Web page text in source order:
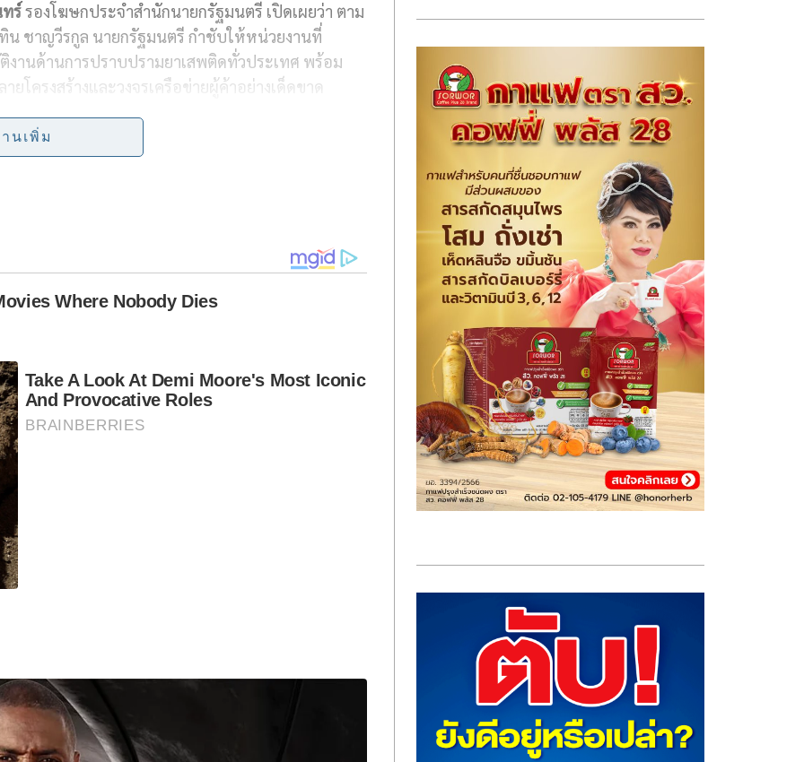
a
e
ร์รองโฆษกประจำสำนักนายกรัฐมนตรี เปิดเผยว่า ตาม
น ชาญวีรกูล นายกรัฐมนตรี กำชับให้หน่วยงานที่
านด้านการปราบปรามยาเสพติดทั่วประเทศ พร้อม
โครงสร้างและวงจรเครือข่ายผู้ค้าอย่างเด็ดขาด
รวจแห่งชาติ บูรณาการความร่วมมือร่วมกับหน่วยงาน
การปิดล้อมตรวจค้นเครือข่ายยาเสพติดทั่วประเทศ
ดเงินสด 4 ล้านบาท และอายัดทรัพย์สินที่เกี่ยวเนื่องกับ
นเพิ่ม
วมมือพี่น้องประชาชน หากพบเห็นเบาะแสการกระ
น 191 หรือ 1599 ตลอด 24 ชั่วโมง หรือสถานีตำรวจ
ปกป้องลูกหลานไทยให้ห่างไกลจากยาเสพติด.